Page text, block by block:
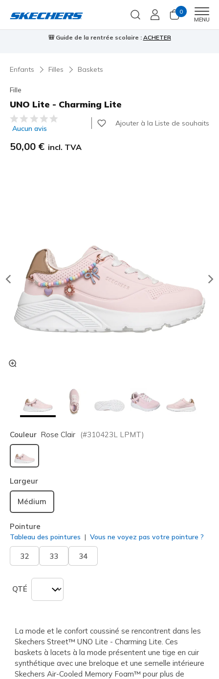
0
MENU
🎒 Guide de la rentrée scolaire : ACHETER
Enfants Filles Baskets
Fille
UNO Lite - Charming Lite
Évaluation client 4 sur 5
Aucun avis
Ajouter à la Liste de souhaits
50,00 € incl. TVA
Couleur Rose Clair (#310423L LPMT)
sélectionné
Largeur
Médium
Pointure
Tableau des pointures Vous ne voyez pas votre pointure ?
32 33 34
QTÉ
La mode et le confort coussiné se rencontrent dans les
Skechers Street™ UNO Lite - Charming Lite. Ces
baskets à lacets à la mode présentent une tige en cuir
synthétique avec une breloque et une semelle intérieure
Skechers Air-Cooled Memory Foam™ pour plus de